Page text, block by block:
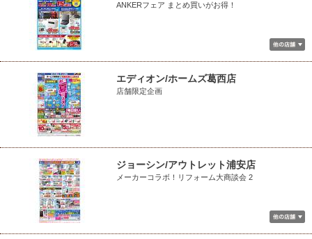
ANKERフェア まとめ買いがお得！
エディオン/ホームズ葛西店
店舗限定企画
ジョーシン/アウトレット浦安店
メーカーコラボ！リフォーム大商談会 2